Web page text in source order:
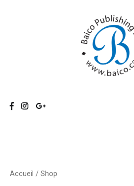
Baico
Accueil / Shop